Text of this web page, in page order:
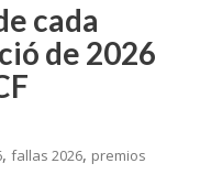
cada
de 2026
, fallas 2026, premios